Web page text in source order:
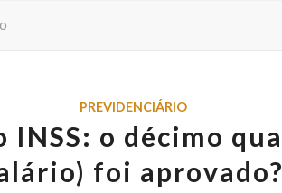
PREVIDENCIÁRIO
INSS: o décimo
foi aprovado?